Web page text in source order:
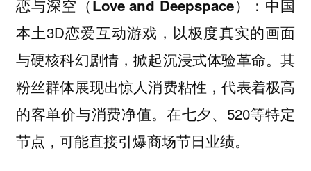
恋与深空（Love and Deepspace）： 中国
本土3D恋爱互动游戏，以极度真实的画面
与硬核科幻剧情，掀起沉浸式体验革命。其
粉丝群体展现出惊人消费粘性，代表着极高
的客单价与消费净值。在七夕、520等特定
节点，可能直接引爆商场节日业绩。